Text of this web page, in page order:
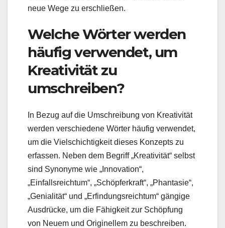
neue Wege zu erschließen.
Welche Wörter werden
häufig verwendet, um
Kreativität zu
umschreiben?
In Bezug auf die Umschreibung von Kreativität
werden verschiedene Wörter häufig verwendet,
um die Vielschichtigkeit dieses Konzepts zu
erfassen. Neben dem Begriff „Kreativität“ selbst
sind Synonyme wie „Innovation“,
„Einfallsreichtum“, „Schöpferkraft“, „Phantasie“,
„Genialität“ und „Erfindungsreichtum“ gängige
Ausdrücke, um die Fähigkeit zur Schöpfung
von Neuem und Originellem zu beschreiben.